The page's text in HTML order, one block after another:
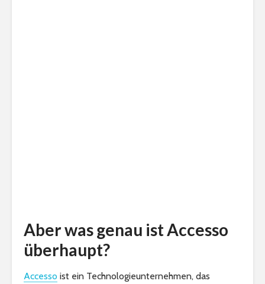
Aber was genau ist Accesso
überhaupt?
Accesso ist ein Technologieunternehmen, das